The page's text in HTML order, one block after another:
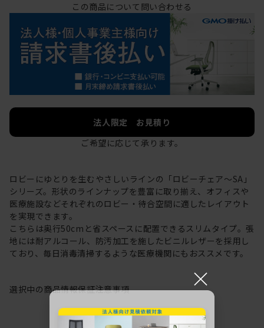
この商品について問い合わせる
法人限定 お見積り
ご希望に応じて承ります。
ロビーにゆとりを生むやさしいラインの「ロビーチェア～SA」
シリーズ。形状のラインナップを豊富に取り揃え、オフィスや
医療施設などそれぞれのロビー・待合空間に適したレイアウト
を実現できます。
こちらは奥行50cmと省スペースに配置できるスリムタイプ。張
地には耐アルコール、防汚加工を施したビニルレザーを採用し
ており、毎日消毒清掃するような医療機関にもおススメです。
選択中の商品情報保証注意事項 ×